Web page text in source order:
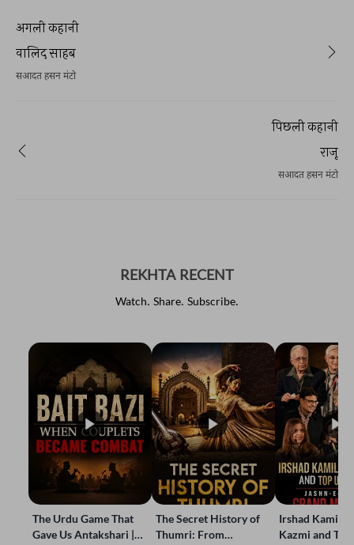
अगली कहानी
वालिद साहब
सआदत हसन मंटो
पिछली कहानी
राजू
सआदत हसन मंटो
REKHTA RECENT
Watch. Share. Subscribe.
The Urdu Game That
Gave Us Antakshari |
The Secret History of
Thumri: From
Irshad Kamil,
Kazmi and